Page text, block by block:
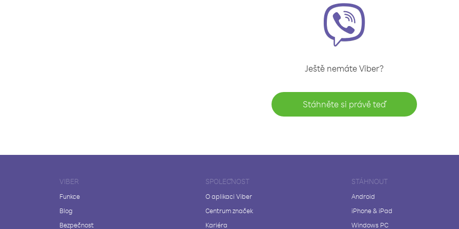
Ještě nemáte Viber?
Stáhněte si právě teď
VIBER
Funkce
Blog
Bezpečnost
SPOLEČNOST
O aplikaci Viber
Centrum značek
Kariéra
STÁHNOUT
Android
iPhone & iPad
Windows PC